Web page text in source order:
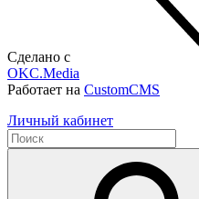
Сделано с
OKC.Media
Работает на CustomCMS
Личный кабинет